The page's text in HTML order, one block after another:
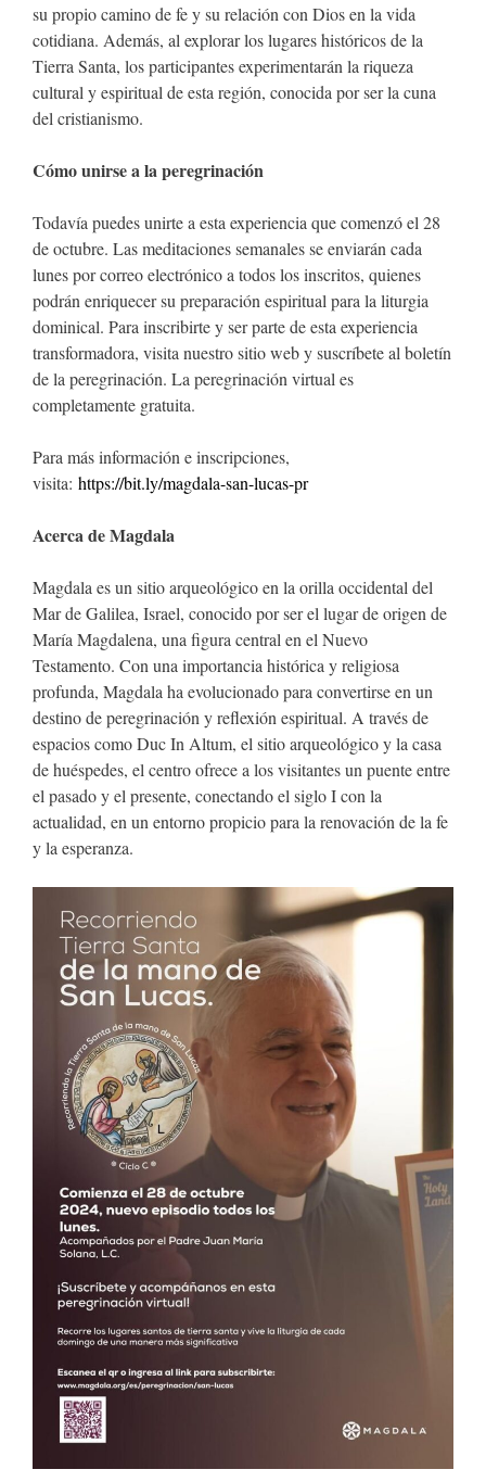
su propio camino de fe y su relación con Dios en la vida
cotidiana. Además, al explorar los lugares históricos de la
Tierra Santa, los participantes experimentarán la riqueza
cultural y espiritual de esta región, conocida por ser la cuna
del cristianismo.
Cómo unirse a la peregrinación
Todavía puedes unirte a esta experiencia que comenzó el 28
de octubre. Las meditaciones semanales se enviarán cada
lunes por correo electrónico a todos los inscritos, quienes
podrán enriquecer su preparación espiritual para la liturgia
dominical. Para inscribirte y ser parte de esta experiencia
transformadora, visita nuestro sitio web y suscríbete al boletín
de la peregrinación. La peregrinación virtual es
completamente gratuita.
Para más información e inscripciones,
visita: https://bit.ly/magdala-san-lucas-pr
Acerca de Magdala
Magdala es un sitio arqueológico en la orilla occidental del
Mar de Galilea, Israel, conocido por ser el lugar de origen de
María Magdalena, una figura central en el Nuevo
Testamento. Con una importancia histórica y religiosa
profunda, Magdala ha evolucionado para convertirse en un
destino de peregrinación y reflexión espiritual. A través de
espacios como Duc In Altum, el sitio arqueológico y la casa
de huéspedes, el centro ofrece a los visitantes un puente entre
el pasado y el presente, conectando el siglo I con la
actualidad, en un entorno propicio para la renovación de la fe
y la esperanza.